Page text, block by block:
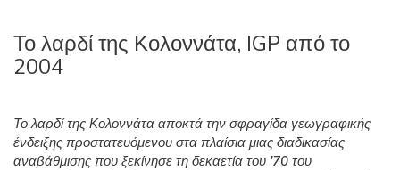
Το λαρδί της Κολοννάτα, IGP από το
2004
Το λαρδί της Κολοννάτα αποκτά την σφραγίδα γεωγραφικής
ένδειξης προστατευόμενου στα πλαίσια μιας διαδικασίας
αναβάθμισης που ξεκίνησε τη δεκαετία του '70 του